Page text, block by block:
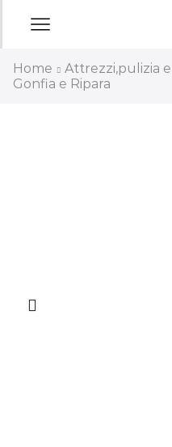
Home
Attrezzi,pulizia
Gonfia e Ripara